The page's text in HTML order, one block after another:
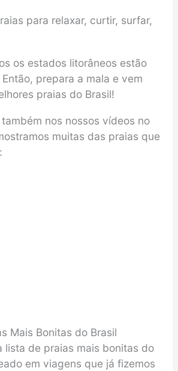
para relaxar, curtir, surfar,
os estados litorâneos estão
prepara a mala e vem
praias do Brasil!
nos nossos vídeos no
muitas das praias que
Mais Bonitas do Brasil
lista de praias mais bonitas do
em viagens que já fizemos